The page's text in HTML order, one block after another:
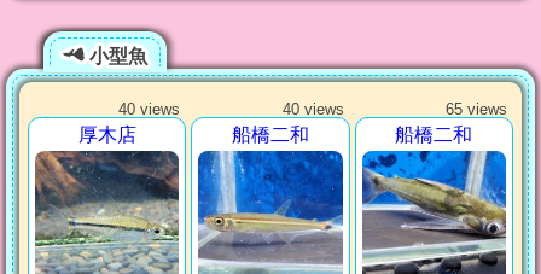
小型魚
40 views
厚木店
40 views
船橋二和
65 views
船橋二和